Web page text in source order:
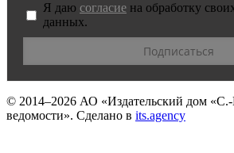
Я даю согласие на обработку
данных.
© 2014–2026 АО «Издательский дом «С.-
ведомости». Сделано в its.agency